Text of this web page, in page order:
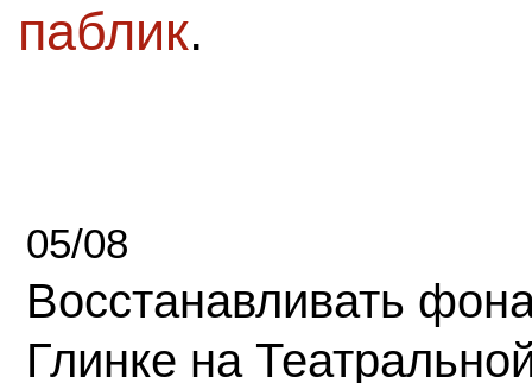
паблик.
05/08
Восстанавливать
Глинке на